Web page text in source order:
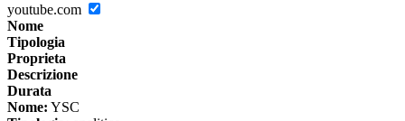
youtube.com
Nome
Tipologia
Proprieta
Descrizione
Durata
Nome: YSC